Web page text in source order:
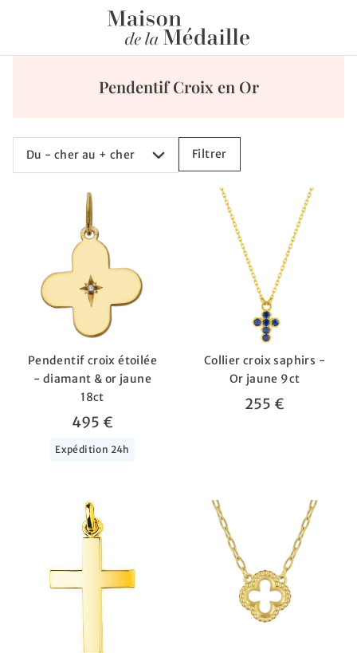
Pendentif Croix en Or
Filtrer
Pendentif croix étoilée
- diamant & or jaune
18ct
495 €
Expédition 24h
Collier croix saphirs -
Or jaune 9ct
255 €